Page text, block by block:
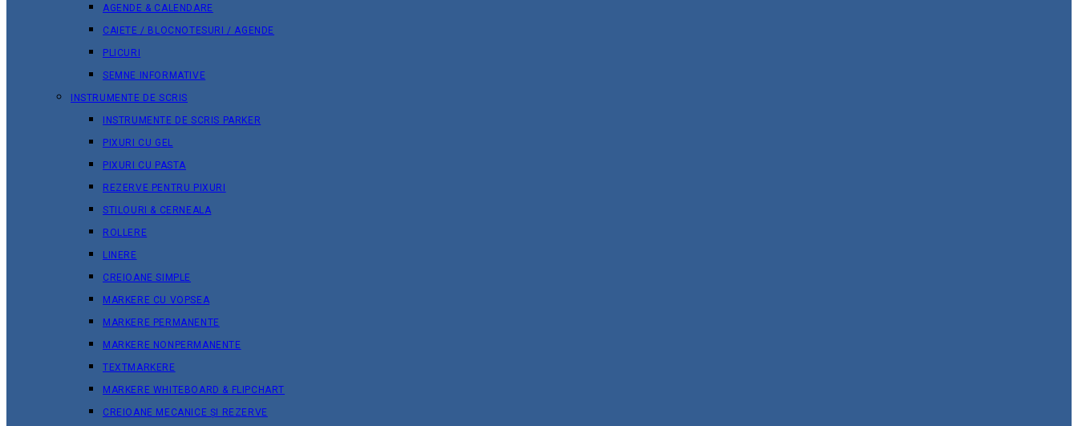
AGENDE & CALENDARE
CAIETE / BLOCNOTESURI / AGENDE
PLICURI
SEMNE INFORMATIVE
INSTRUMENTE DE SCRIS
INSTRUMENTE DE SCRIS PARKER
PIXURI CU GEL
PIXURI CU PASTA
REZERVE PENTRU PIXURI
STILOURI & СERNEALA
ROLLERE
LINERE
CREIOANE SIMPLE
MARKERE CU VOPSEA
MARKERE PERMANENTE
MARKERE NONPERMANENTE
TEXTMARKERE
MARKERE WHITEBOARD & FLIPCHART
CREIOANE MECANICE ȘI REZERVE